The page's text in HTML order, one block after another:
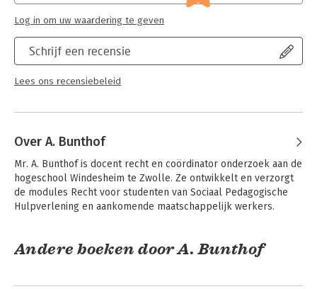
Schrijf een recensie
Lees ons recensiebeleid
Log in om uw waardering te geven
Over A. Bunthof
Mr. A. Bunthof is docent recht en coördinator onderzoek aan de
hogeschool Windesheim te Zwolle. Ze ontwikkelt en verzorgt
de modules Recht voor studenten van Sociaal Pedagogische
Hulpverlening en aankomende maatschappelijk werkers.
Andere boeken door A. Bunthof